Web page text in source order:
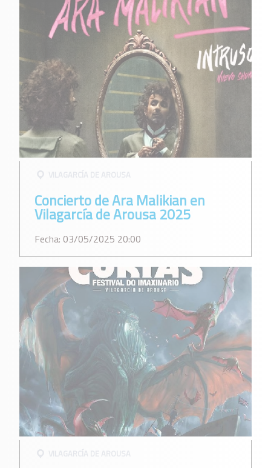
VILAGARCÍ­A DE AROUSA
Concierto de Ara Malikian en
Vilagarcía de Arousa 2025
Fecha: 03/05/2025 20:00
VILAGARCÍ­A DE AROUSA